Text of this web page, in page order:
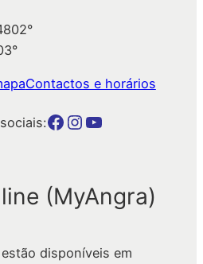
Contactos e horários
Botão para a página da autarquia no Facebook Botão para a página da autarquia no Instagram Botão para a página da autarquia no Youtube
(MyAngra)
disponíveis em